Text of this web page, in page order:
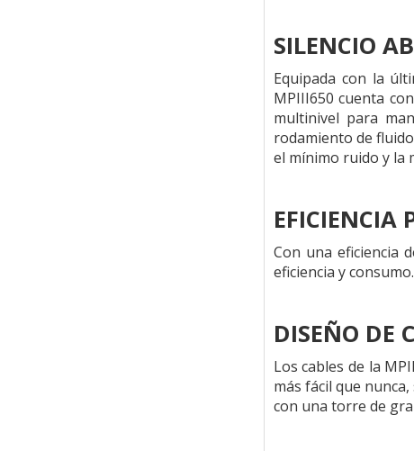
SILENCIO
Equipada con la
MPIII650 cuenta
multinivel para
rodamiento de
el mínimo ruido y la
EFICIENCIA
Con una eficiencia
eficiencia y
DISEÑO DE
Los cables de la
más fácil que
con una torre de